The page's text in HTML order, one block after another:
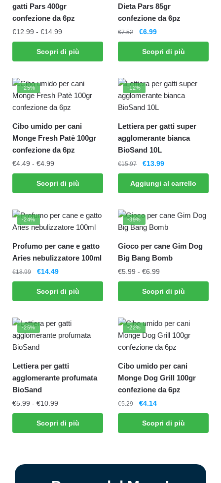
gatti Pars 400gr
confezione da 6pz
€12.99 - €14.99
Scopri di più
Dieta Pars 85gr
confezione da 6pz
€7.52 €6.99
Scopri di più
-25%
Cibo umido per cani
Monge Fresh Patè 100gr
confezione da 6pz
€4.49 - €4.99
Scopri di più
-12%
Lettiera per gatti super
agglomerante bianca
BioSand 10L
€15.97 €13.99
Aggiungi al carrello
-24%
Profumo per cane e gatto
Aries nebulizzatore 100ml
€18.99 €14.49
Scopri di più
-39%
Gioco per cane Gim Dog
Big Bang Bomb
€5.99 - €6.99
Scopri di più
-25%
Lettiera per gatti
agglomerante profumata
BioSand
€5.99 - €10.99
Scopri di più
-22%
Cibo umido per cani
Monge Dog Grill 100gr
confezione da 6pz
€5.29 €4.14
Scopri di più